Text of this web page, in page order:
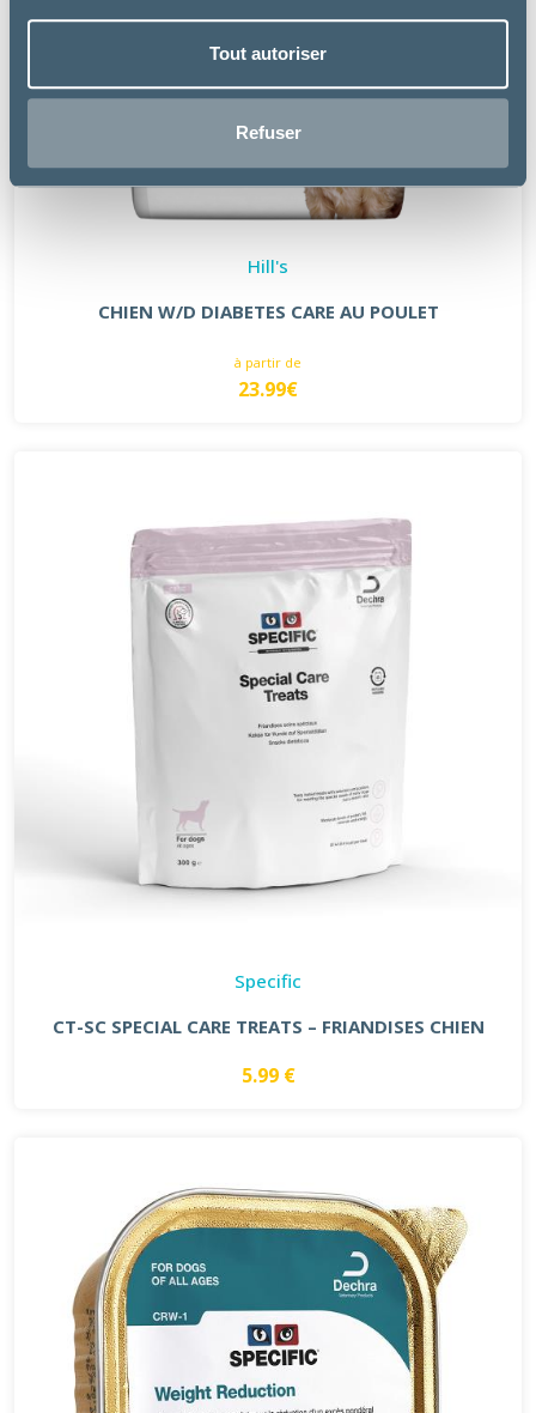
Tout autoriser
Refuser
Hill's
CHIEN W/D DIABETES CARE AU POULET
à partir de
23.99€
Specific
CT-SC SPECIAL CARE TREATS – FRIANDISES CHIEN
5.99 €